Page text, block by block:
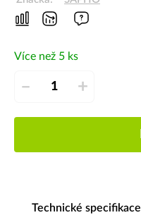
Více než 5 ks
– +
Technické specifikace